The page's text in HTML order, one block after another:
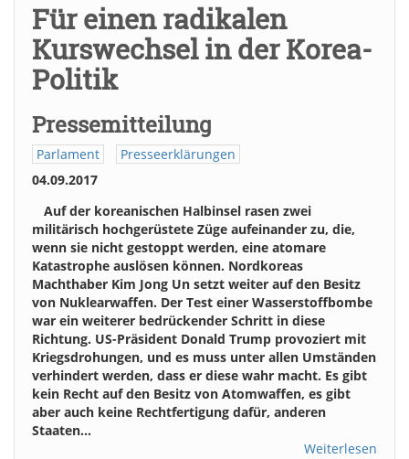
Für einen radikalen
Kurswechsel in der Korea-
Politik
Pressemitteilung
Parlament
Presseerklärungen
04.09.2017
Auf der koreanischen Halbinsel rasen zwei
militärisch hochgerüstete Züge aufeinander zu, die,
wenn sie nicht gestoppt werden, eine atomare
Katastrophe auslösen können. Nordkoreas
Machthaber Kim Jong Un setzt weiter auf den Besitz
von Nuklearwaffen. Der Test einer Wasserstoffbombe
war ein weiterer bedrückender Schritt in diese
Richtung. US-Präsident Donald Trump provoziert mit
Kriegsdrohungen, und es muss unter allen Umständen
verhindert werden, dass er diese wahr macht. Es gibt
kein Recht auf den Besitz von Atomwaffen, es gibt
aber auch keine Rechtfertigung dafür, anderen
Staaten…
Weiterlesen